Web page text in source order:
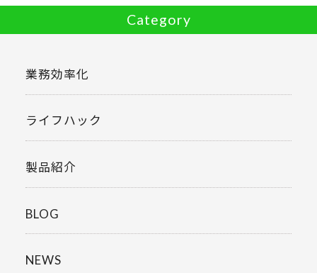
Category
業務効率化
ライフハック
製品紹介
BLOG
NEWS